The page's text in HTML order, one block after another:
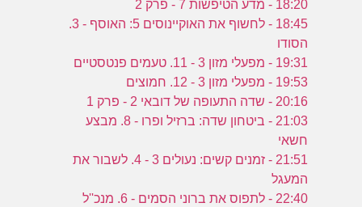
18:20 - מדע הטיפשות 7 - פרק 2
18:45 - לחשוף את האוקיינוסים 5: האוסף - 3.
הסודו
19:31 - מפעלי מזון 3 - 11. טעמים פנטסטיים
19:53 - מפעלי מזון 3 - 12. חמוצים
20:16 - שדה התעופה של דובאי 2 - פרק 1
21:03 - ביטחון שדה: ברזיל ופרו - 8. מבצע
חשאי
21:51 - זמנים קשים: נעולים 3 - 4. לשבור את
המעגל
22:40 - לתפוס את ברוני הסמים - 6. מנכ''ל